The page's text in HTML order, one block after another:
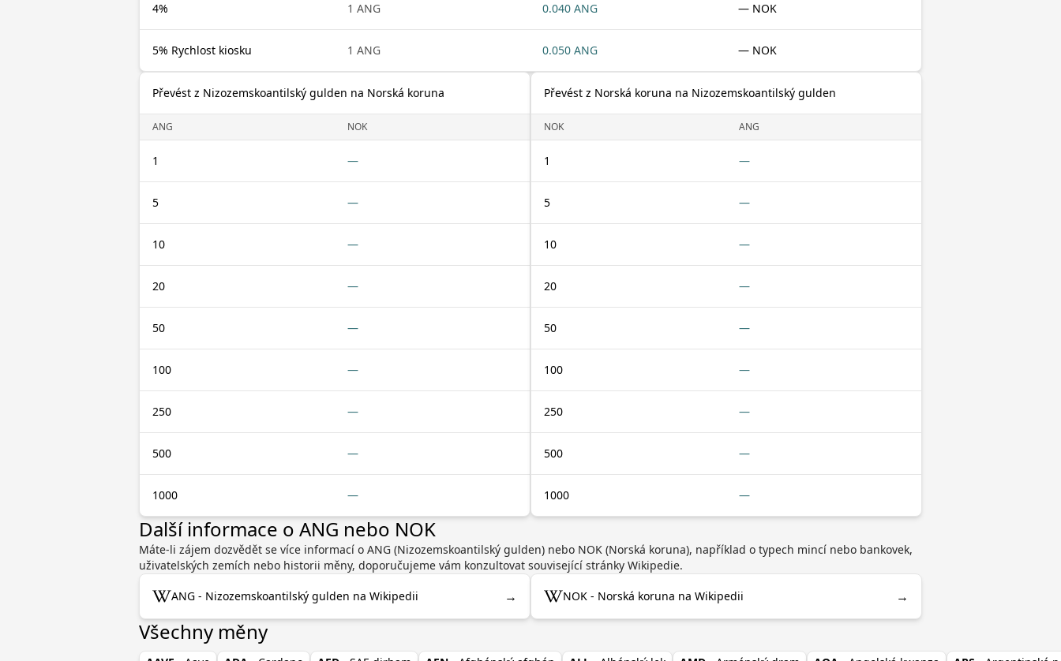
4% 1 ANG 0.040 ANG — NOK
5% Rychlost kiosku 1 ANG 0.050 ANG — NOK
Převést z Nizozemskoantilský gulden na Norská koruna
ANG NOK
1 —
5 —
10 —
20 —
50 —
100 —
250 —
500 —
1000 —
Převést z Norská koruna na Nizozemskoantilský gulden
NOK ANG
1 —
5 —
10 —
20 —
50 —
100 —
250 —
500 —
1000 —
Další informace o ANG nebo NOK
Máte-li zájem dozvědět se více informací o ANG (Nizozemskoantilský gulden) nebo NOK (Norská koruna), například o typech mincí nebo bankovek,
uživatelských zemích nebo historii měny, doporučujeme vám konzultovat související stránky Wikipedie.
ANG - Nizozemskoantilský gulden na Wikipedii → NOK - Norská koruna na Wikipedii →
Všechny měny